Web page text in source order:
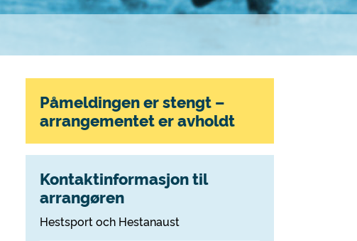
Påmeldingen er stengt –
arrangementet er avholdt
Kontaktinformasjon til
arrangøren
Hestsport och Hestanaust